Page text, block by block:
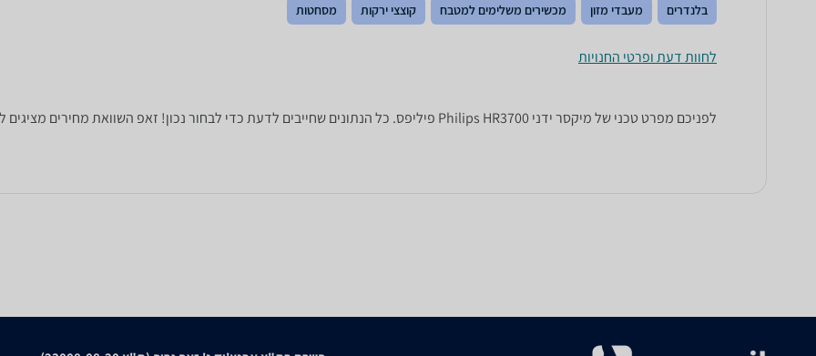
בלנדרים מעבדי מזון מכשירים משלימים למטבח קוצצי ירקות מסחטות
לחוות דעת ופרטי החנויות
לפניכם מפרט טכני של ‏מיקסר ידני Philips HR3700 פיליפס. כל הנתונים שחייבים לדעת כדי לבחור נכון! זאפ השוואת מחירים מציגים לכם את כל המידע שעוזר לכם להשוות.